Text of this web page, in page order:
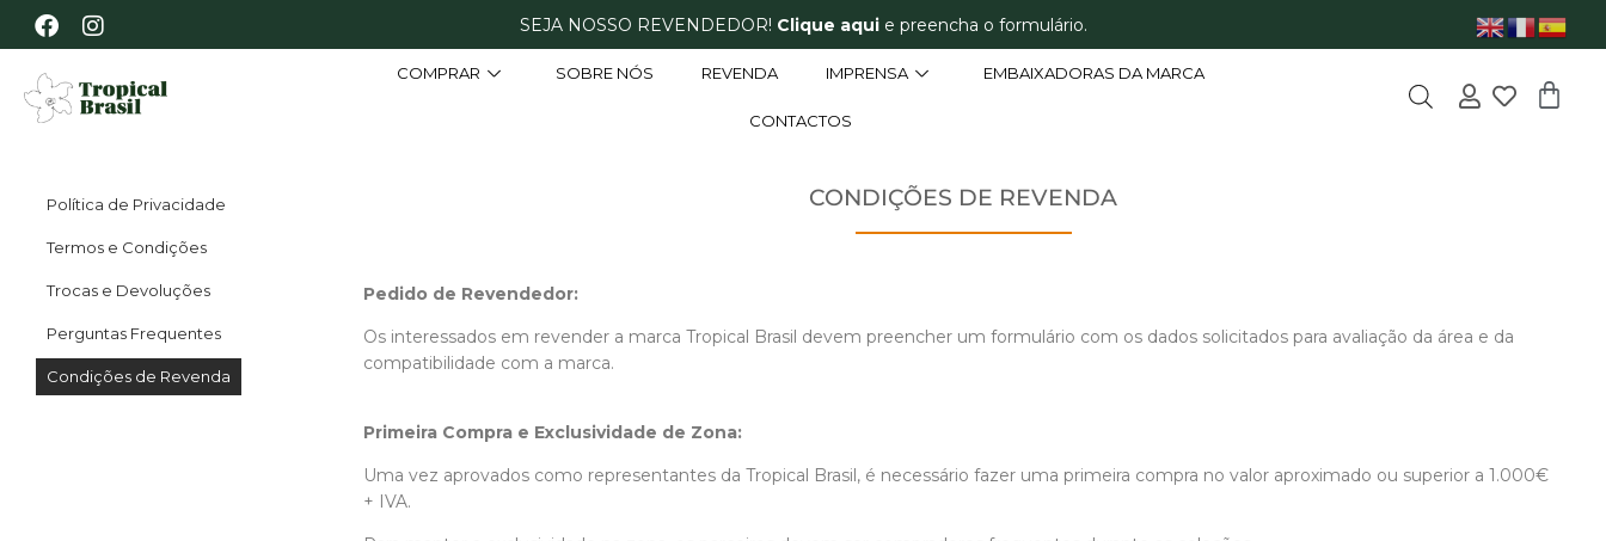
SEJA NOSSO REVENDEDOR! Clique aquie preencha o formulário.
COMPRAR SOBRE NÓS REVENDA IMPRENSA EMBAIXADORAS DA MARCA
CONTACTOS
Política de Privacidade
Termos e Condições
Trocas e Devoluções
Perguntas Frequentes
Condições de Revenda
CONDIÇÕES DE REVENDA
Pedido de Revendedor:
Os interessados em revender a marca Tropical Brasil devem preencher um formulário com os dados solicitados para avaliação da área e da
compatibilidade com a marca.
Primeira Compra e Exclusividade de Zona:
Uma vez aprovados como representantes da Tropical Brasil, é necessário fazer uma primeira compra no valor aproximado ou superior a 1.000€
+ IVA.